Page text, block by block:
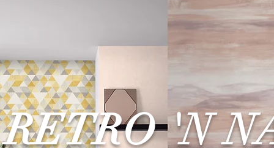
RETRO 'N